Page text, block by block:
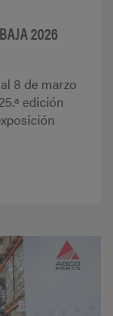
2026
8 de marzo
edición